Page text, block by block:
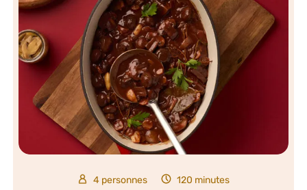
4 personnes 120 minutes